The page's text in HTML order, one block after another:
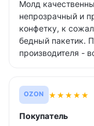
Молд
непрозрачный и
конфетку, к
бедный пакетик.
производителя -
OZON ★★★★★
Покупатель